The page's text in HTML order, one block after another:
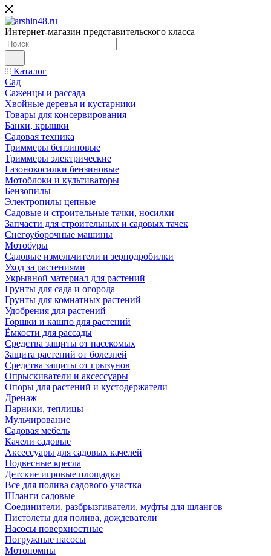
Интернет-магазин представительского класса
Каталог
Сад
Саженцы и рассада
Хвойные деревья и кустарники
Товары для консервирования
Банки, крышки
Садовая техника
Триммеры бензиновые
Триммеры электрические
Газонокосилки бензиновые
Мотоблоки и культиваторы
Бензопилы
Электропилы цепные
Садовые и строительные тачки, носилки
Запчасти для строительных и садовых тачек
Снегоуборочные машины
Мотобуры
Садовые измельчители и зернодробилки
Уход за растениями
Укрывной материал для растений
Грунты для сада и огорода
Грунты для комнатных растений
Удобрения для растений
Горшки и кашпо для растений
Ёмкости для рассады
Средства защиты от насекомых
Защита растений от болезней
Средства защиты от грызунов
Опрыскиватели и аксессуары
Опоры для растений и кустодержатели
Дренаж
Парники, теплицы
Мульчирование
Садовая мебель
Качели садовые
Аксессуары для садовых качелей
Подвесные кресла
Детские игровые площадки
Все для полива садового участка
Шланги садовые
Соединители, разбрызгиватели, муфты для шлангов
Пистолеты для полива, дождеватели
Насосы поверхностные
Погружные насосы
Мотопомпы